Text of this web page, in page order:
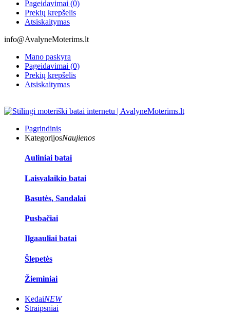
Pageidavimai (0)
Prekių krepšelis
Atsiskaitymas
info@AvalyneMoterims.lt
Mano paskyra
Pageidavimai (0)
Prekių krepšelis
Atsiskaitymas
Pagrindinis
KategorijosNaujienos
Auliniai batai
Laisvalaikio batai
Basutės, Sandalai
Pusbačiai
Ilgaauliai batai
Šlepetės
Žieminiai
KedaiNEW
Straipsniai